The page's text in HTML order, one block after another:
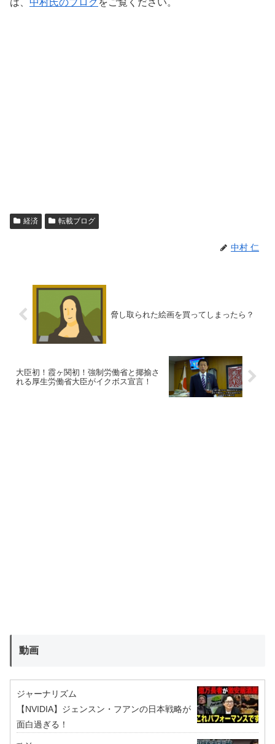
は、 中村氏のブログ をご覧ください。
経済 転載ブログ
中村 仁
脅し取られた絵画を買ってしまったら？
大臣初！霞ヶ関初！強制労働省と揶揄さ
れる厚生労働省大臣がイクボス宣言！
動画
ジャーナリズム
【NVIDIA】ジェンスン・フアンの日本戦略が
面白過ぎる！